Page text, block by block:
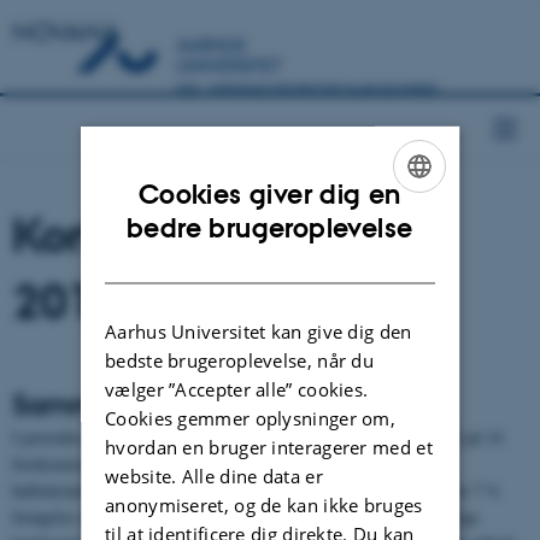
NOVANA
Kortlægning (2016-
2019)
Sammenfatning
I perioden 2016-2019 er kortlagt 76 ha med vinteregeskov fordelt på 14
forekomster og 3 habitatområder. Inden for den gamle
habitatområdeafgrænsning (før 2018) har kortlægningen ført til en 7 %
forøgelse af det kendte areal med naturtypen i forhold til den forrige
ENGLISH
Cookies giver dig en
bedre brugeroplevelse
Aarhus Universitet kan give dig den
bedste brugeroplevelse, når du
vælger ”Accepter alle” cookies.
Cookies gemmer oplysninger om,
hvordan en bruger interagerer med et
website. Alle dine data er
anonymiseret, og de kan ikke bruges
til at identificere dig direkte. Du kan